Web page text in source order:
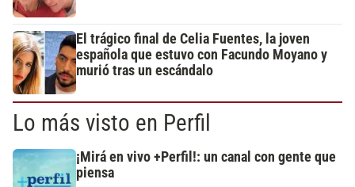
El trágico final de Celia Fuentes, la joven
española que estuvo con Facundo Moyano y
murió tras un escándalo
Lo más visto en Perfil
¡Mirá en vivo +Perfil!: un canal con gente que
piensa